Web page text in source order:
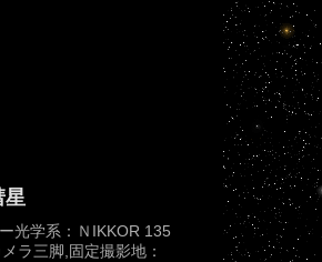
星
光学系：ＮIKKOR 135
ラ三脚,固定撮影地：